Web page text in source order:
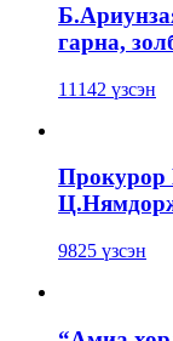
гарна,
11142 үзсэн
Прокурор
9825 үзсэн